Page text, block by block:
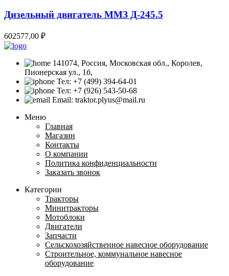
Дизельный двигатель ММЗ Д-245.5
602577,00 ₽
141074, Россия, Московская обл., Королев,
Пионерская ул., 1б,
Тел: +7 (499) 394-64-01
Тел: +7 (926) 543-50-68
Email: traktor.plyus@mail.ru
Меню
Главная
Магазин
Контакты
О компании
Политика конфиденциальности
Заказать звонок
Категории
Тракторы
Минитракторы
Мотоблоки
Двигатели
Запчасти
Сельскохозяйственное навесное оборудование
Строительное, коммунальное навесное
оборудование